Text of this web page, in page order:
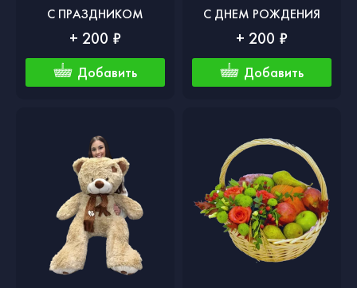
С ПРАЗДНИКОМ
+ 200 ₽
Добавить
С ДНЕМ РОЖДЕНИЯ
+ 200 ₽
Добавить